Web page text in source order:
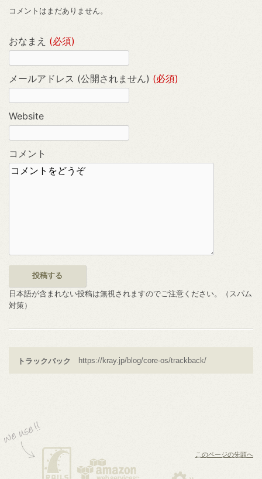
コメントはまだありません。
おなまえ (必須)
メールアドレス (公開されません) (必須)
Website
コメント
日本語が含まれない投稿は無視されますのでご注意ください。（スパム
対策）
トラックバック
このページの先頭へ